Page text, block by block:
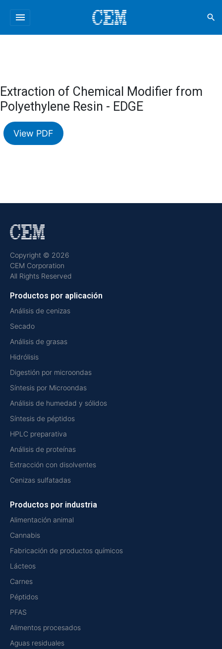
menu search
Extraction of Chemical Modifier from
Polyethylene Resin - EDGE
View PDF
Copyright © 2026
CEM Corporation
All Rights Reserved
Productos por aplicación
Análisis de cenizas
Secado
Análisis de grasas
Hidrólisis
Digestión por microondas
Síntesis por Microondas
Análisis de humedad y sólidos
Síntesis de péptidos
HPLC preparativa
Análisis de proteínas
Extracción con disolventes
Cenizas sulfatadas
Productos por industria
Alimentación animal
Cannabis
Fabricación de productos químicos
Lácteos
Carnes
Péptidos
PFAS
Alimentos procesados
Aguas residuales